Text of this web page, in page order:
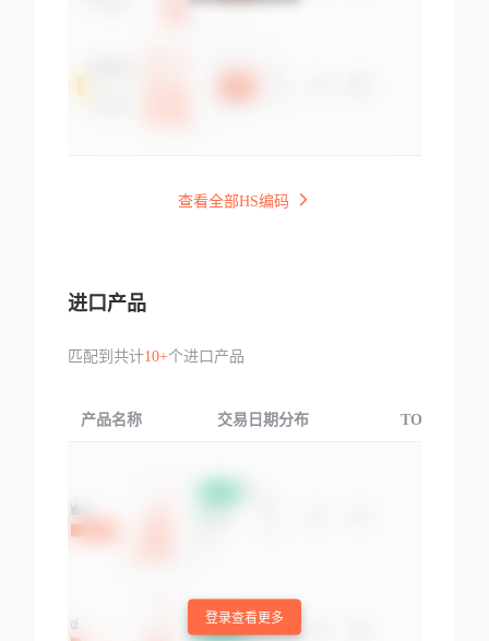
查看全部HS编码
进口产品
匹配到共计10+个进口产品
产品名称 交易日期分布 TOP3交易国
登录查看更多